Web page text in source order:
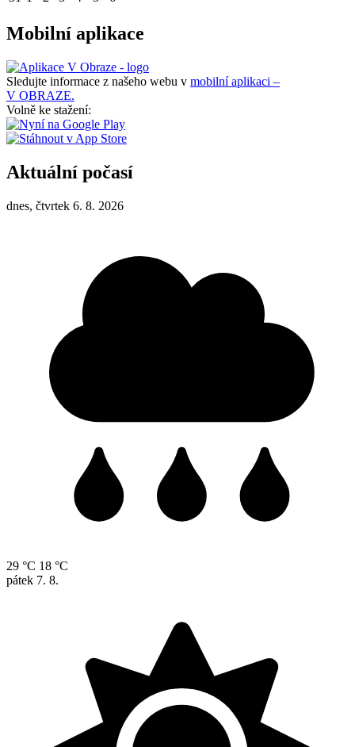
Mobilní aplikace
Sledujte informace z našeho webu v mobilní aplikaci –
V OBRAZE.
Volně ke stažení:
Aktuální počasí
dnes, čtvrtek 6. 8. 2026
29 °C 18 °C
pátek 7. 8.